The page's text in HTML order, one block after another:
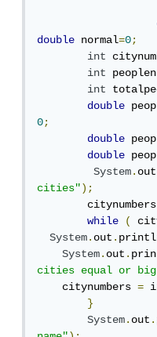
double normal=0;
int
int
int
double
0;
double
double
System.
cities");
while
(
System.out.
System.out.
cities equal or
citynumbers =
}
System.out